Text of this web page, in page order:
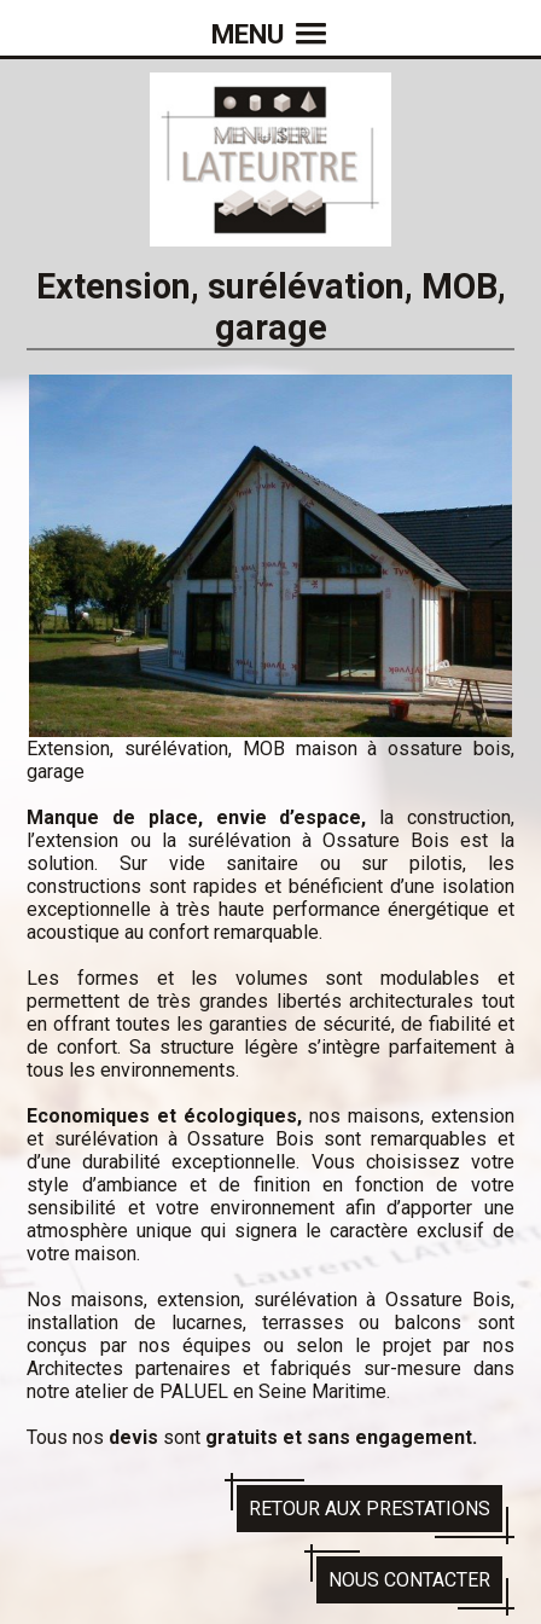
MENU
Extension, surélévation, MOB,
garage
Extension, surélévation, MOB maison à ossature bois,
garage
Manque de place, envie d’espace, la construction,
l’extension ou la surélévation à Ossature Bois est la
solution. Sur vide sanitaire ou sur pilotis, les
constructions sont rapides et bénéficient d’une isolation
exceptionnelle à très haute performance énergétique et
acoustique au confort remarquable.
Les formes et les volumes sont modulables et
permettent de très grandes libertés architecturales tout
en offrant toutes les garanties de sécurité, de fiabilité et
de confort. Sa structure légère s’intègre parfaitement à
tous les environnements.
Economiques et écologiques, nos maisons, extension
et surélévation à Ossature Bois sont remarquables et
d’une durabilité exceptionnelle. Vous choisissez votre
style d’ambiance et de finition en fonction de votre
sensibilité et votre environnement afin d’apporter une
atmosphère unique qui signera le caractère exclusif de
votre maison.
Nos maisons, extension, surélévation à Ossature Bois,
installation de lucarnes, terrasses ou balcons sont
conçus par nos équipes ou selon le projet par nos
Architectes partenaires et fabriqués sur-mesure dans
notre atelier de PALUEL en Seine Maritime.
Tous nos devis sont gratuits et sans engagement.
RETOUR AUX PRESTATIONS
NOUS CONTACTER